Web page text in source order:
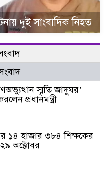
দুই সাংবাদিক নিহত
স্মৃতি জাদুঘর’
প্রধানমন্ত্রী
১৪ হাজার ৩৮৪ শিক্ষকের
অক্টোবর